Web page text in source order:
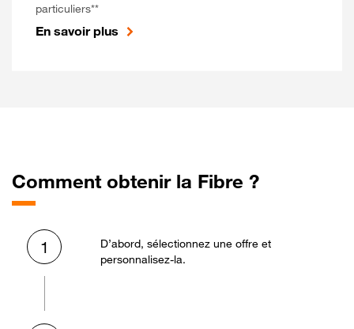
particuliers**
En savoir plus
Comment obtenir la Fibre ?
1
D’abord, sélectionnez une offre et
personnalisez-la.